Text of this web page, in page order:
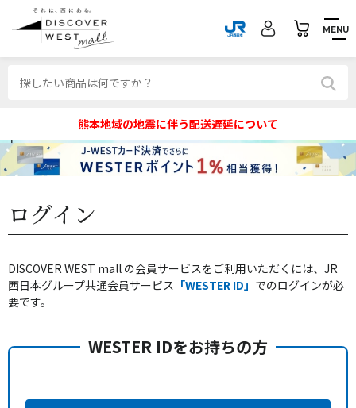
MENU
熊本地域の地震に伴う配送遅延について
ログイン
DISCOVER WEST mall の会員サービスをご利用いただくには、JR
西日本グループ共通会員サービス 「WESTER ID」 でのログインが必
要です。
WESTER IDをお持ちの方